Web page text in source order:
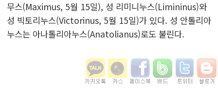
무스(Maximus, 5월 15일), 성 리미니누스(Limininus)와
성 빅토리누스(Victorinus, 5월 15일)가 있다. 성 안톨리아
누스는 아나톨리아누스(Anatolianus)로도 불린다.